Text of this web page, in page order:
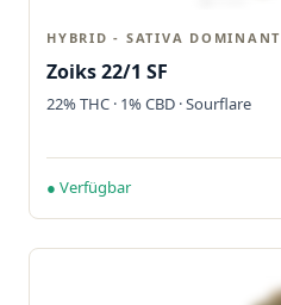
HYBRID - SATIVA DOMINANT
Zoiks 22/1 SF
22% THC · 1% CBD · Sourflare
● Verfügbar